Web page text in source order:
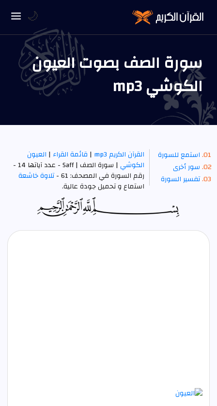
سورة الصف بصوت العيون
الكوشي mp3
استمع للسورة
سور أخرى
تفسير السورة
القرآن الكريم mp3 | قائمة القراء| العيون
الكوشي
| سورة الصف | Saff - عدد آياتها 14 -
رقم السورة في المصحف: 61 -
تلاوة خاشعة
استماع و تحميل جودة عالية.
🌙